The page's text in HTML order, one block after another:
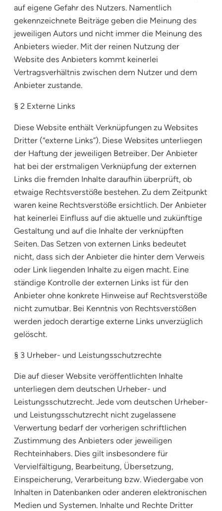
auf eigene Gefahr des Nutzers. Namentlich
gekennzeichnete Beiträge geben die Meinung des
jeweiligen Autors und nicht immer die Meinung des
Anbieters wieder. Mit der reinen Nutzung der
Website des Anbieters kommt keinerlei
Vertragsverhältnis zwischen dem Nutzer und dem
Anbieter zustande.
§ 2 Externe Links
Diese Website enthält Verknüpfungen zu Websites
Dritter (“externe Links”). Diese Websites unterliegen
der Haftung der jeweiligen Betreiber. Der Anbieter
hat bei der erstmaligen Verknüpfung der externen
Links die fremden Inhalte daraufhin überprüft, ob
etwaige Rechtsverstöße bestehen. Zu dem Zeitpunkt
waren keine Rechtsverstöße ersichtlich. Der Anbieter
hat keinerlei Einfluss auf die aktuelle und zukünftige
Gestaltung und auf die Inhalte der verknüpften
Seiten. Das Setzen von externen Links bedeutet
nicht, dass sich der Anbieter die hinter dem Verweis
oder Link liegenden Inhalte zu eigen macht. Eine
ständige Kontrolle der externen Links ist für den
Anbieter ohne konkrete Hinweise auf Rechtsverstöße
nicht zumutbar. Bei Kenntnis von Rechtsverstößen
werden jedoch derartige externe Links unverzüglich
gelöscht.
§ 3 Urheber- und Leistungsschutzrechte
Die auf dieser Website veröffentlichten Inhalte
unterliegen dem deutschen Urheber- und
Leistungsschutzrecht. Jede vom deutschen Urheber-
und Leistungsschutzrecht nicht zugelassene
Verwertung bedarf der vorherigen schriftlichen
Zustimmung des Anbieters oder jeweiligen
Rechteinhabers. Dies gilt insbesondere für
Vervielfältigung, Bearbeitung, Übersetzung,
Einspeicherung, Verarbeitung bzw. Wiedergabe von
Inhalten in Datenbanken oder anderen elektronischen
Medien und Systemen. Inhalte und Rechte Dritter